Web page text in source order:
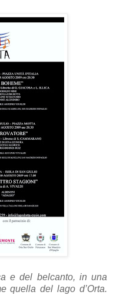
e del belcanto, in una
quella del lago d’Orta.